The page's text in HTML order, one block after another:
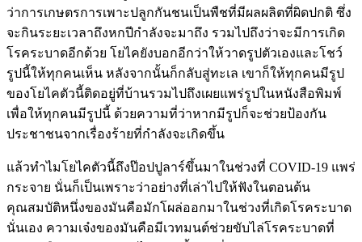
ว่าการเกษตรการเพาะปลูกกันชนเป็นพืชที่มีผลผลิตที่ผิดปกติ ซึ่ง
จะกินระยะเวลาถึงหกปีกำลังจะมาถึง รวมไปถึงว่าจะมีการเกิด
โรคระบาดอีกด้วย โยไคยังบอกอีกว่าให้วาดรูปตัวเองและโชว์
รูปนี้ให้ทุกคนเห็น หลังจากนั้นก็กลับสู่ทะเล เขาก็ให้ทุกคนมีรูป
ของโยไคตัวนี้ติดอยู่ที่บ้านรวมไปถึงเผยแพร่รูปในหนังสือพิมพ์
เพื่อให้ทุกคนมีรูปนี้ ด้วยความที่ว่าหากมีรูปก็จะช่วยป้องกัน
ประชาชนจากเรื่องร้ายที่กำลังจะเกิดขึ้น
แล้วทำไมโยไคตัวนี้ถึงป๊อปปูลาร์ขึ้นมาในช่วงที่ COVID-19 แพร่
กระจาย นั่นก็เป็นเพราะว่าอย่างที่เล่าไปให้ฟังในตอนต้น
คุณสมบัติหนึ่งของมันคือมักโผล่ออกมาในช่วงที่เกิดโรคระบาด
นั่นเอง ความเจ๋งของมันคือมีเวทมนต์ช่วยขับไล่โรคระบาดที่